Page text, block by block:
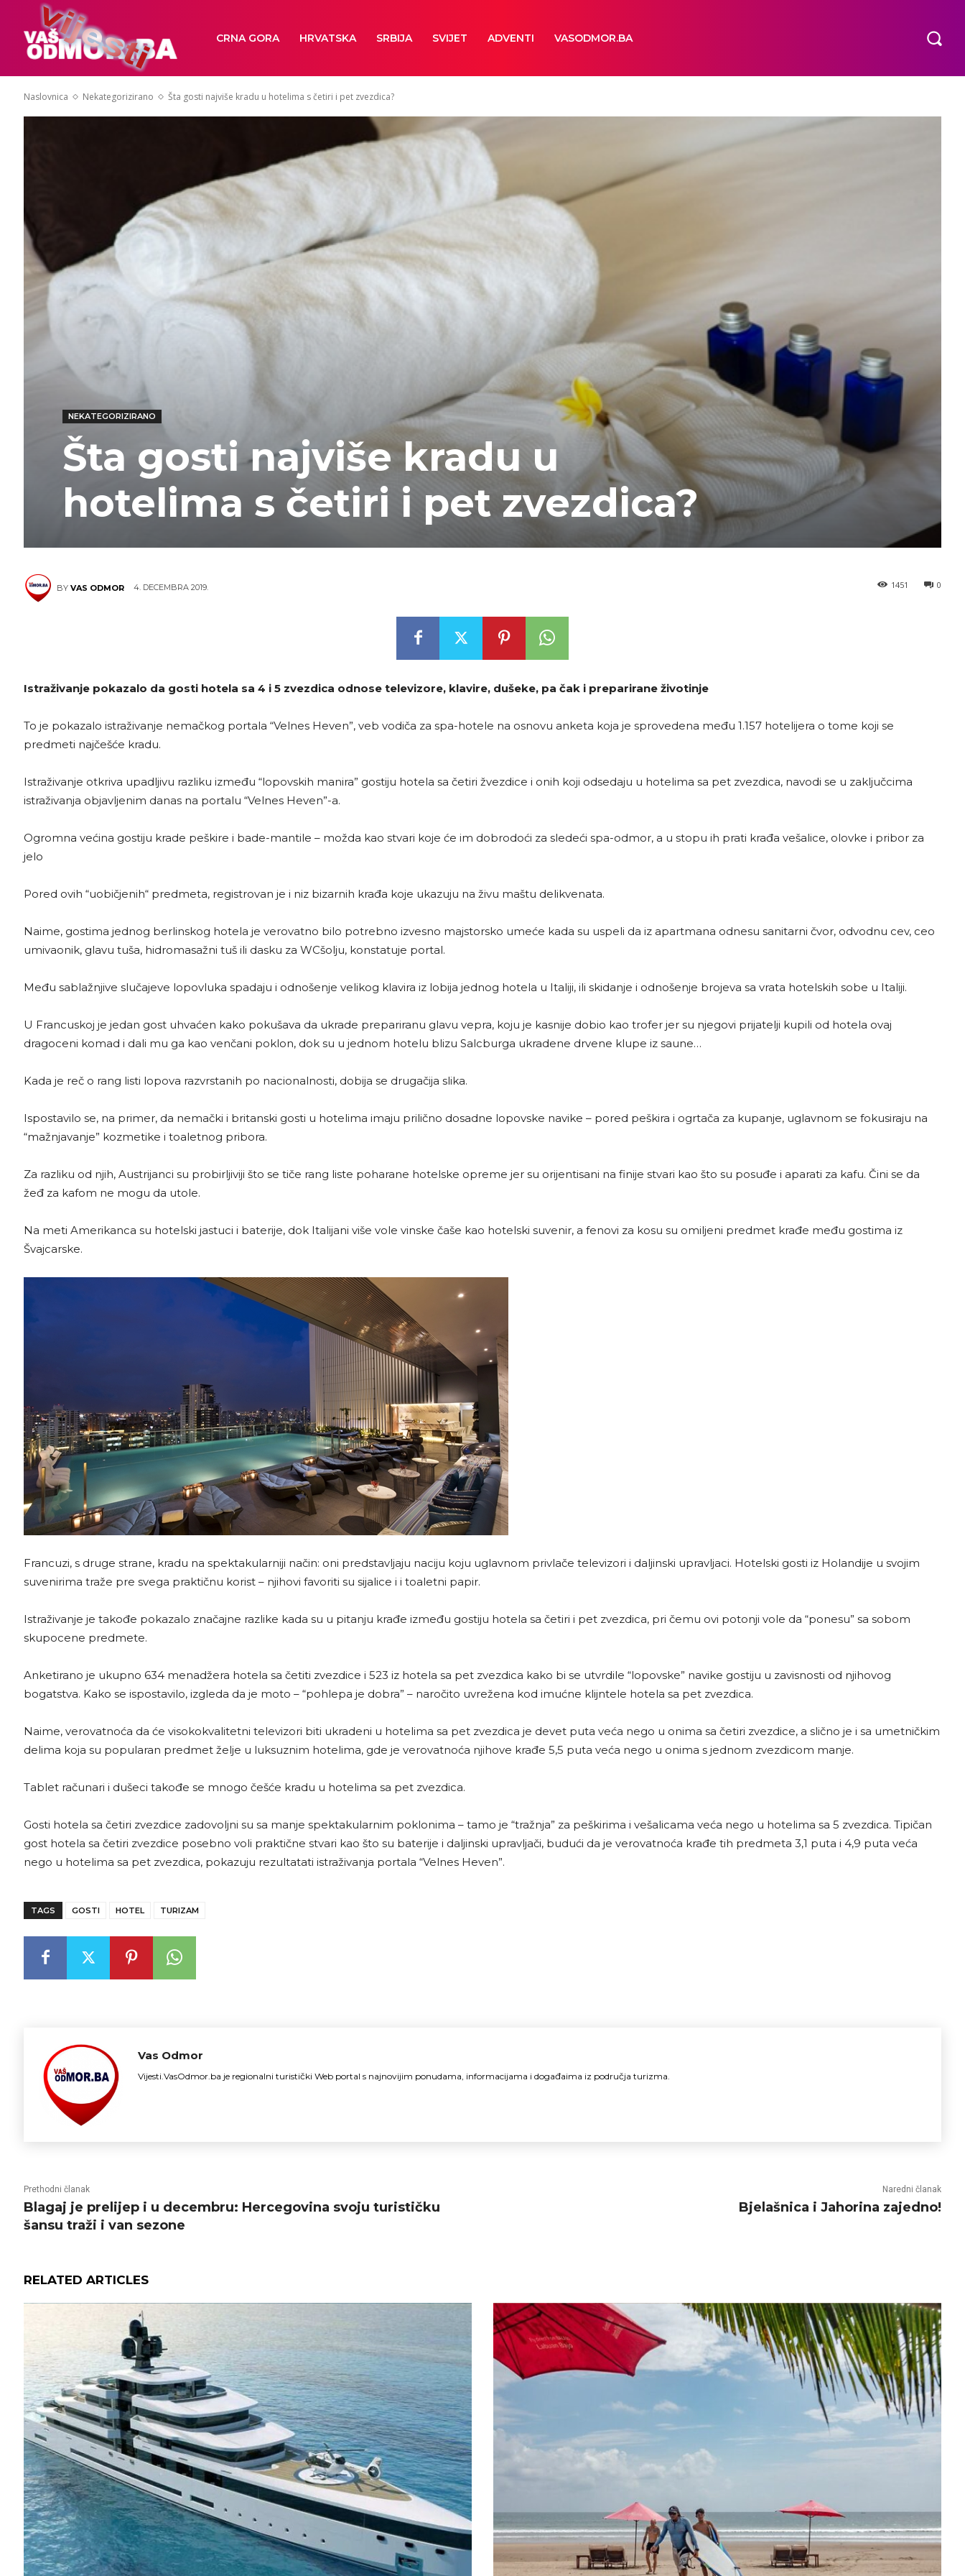
CRNA GORA HRVATSKA SRBIJA SVIJET ADVENTI VASODMOR.BA
Naslovnica Nekategorizirano Šta gosti najviše kradu u hotelima s četiri i pet zvezdica?
NEKATEGORIZIRANO
Šta gosti najviše kradu u
hotelima s četiri i pet zvezdica?
BY VAS ODMOR 4. DECEMBRA 2019. 0
1451
Istraživanje pokazalo da gosti hotela sa 4 i 5 zvezdica odnose televizore, klavire, dušeke, pa čak i preparirane životinje
To je pokazalo istraživanje nemačkog portala “Velnes Heven”, veb vodiča za spa-hotele na osnovu anketa koja je sprovedena među 1.157 hotelijera o tome koji se
predmeti najčešće kradu.
Istraživanje otkriva upadljivu razliku između “lopovskih manira” gostiju hotela sa četiri žvezdice i onih koji odsedaju u hotelima sa pet zvezdica, navodi se u zaključcima
istraživanja objavljenim danas na portalu “Velnes Heven”-a.
Ogromna većina gostiju krade peškire i bade-mantile – možda kao stvari koje će im dobrodoći za sledeći spa-odmor, a u stopu ih prati krađa vešalice, olovke i pribor za
jelo
Pored ovih “uobičjenih“ predmeta, registrovan je i niz bizarnih krađa koje ukazuju na živu maštu delikvenata.
Naime, gostima jednog berlinskog hotela je verovatno bilo potrebno izvesno majstorsko umeće kada su uspeli da iz apartmana odnesu sanitarni čvor, odvodnu cev, ceo
umivaonik, glavu tuša, hidromasažni tuš ili dasku za WCšolju, konstatuje portal.
Među sablažnjive slučajeve lopovluka spadaju i odnošenje velikog klavira iz lobija jednog hotela u Italiji, ili skidanje i odnošenje brojeva sa vrata hotelskih sobe u Italiji.
U Francuskoj je jedan gost uhvaćen kako pokušava da ukrade prepariranu glavu vepra, koju je kasnije dobio kao trofer jer su njegovi prijatelji kupili od hotela ovaj
dragoceni komad i dali mu ga kao venčani poklon, dok su u jednom hotelu blizu Salcburga ukradene drvene klupe iz saune…
Kada je reč o rang listi lopova razvrstanih po nacionalnosti, dobija se drugačija slika.
Ispostavilo se, na primer, da nemački i britanski gosti u hotelima imaju prilično dosadne lopovske navike – pored peškira i ogrtača za kupanje, uglavnom se fokusiraju na
“mažnjavanje” kozmetike i toaletnog pribora.
Za razliku od njih, Austrijanci su probirljiviji što se tiče rang liste poharane hotelske opreme jer su orijentisani na finije stvari kao što su posuđe i aparati za kafu. Čini se da
žeđ za kafom ne mogu da utole.
Na meti Amerikanca su hotelski jastuci i baterije, dok Italijani više vole vinske čaše kao hotelski suvenir, a fenovi za kosu su omiljeni predmet krađe među gostima iz
Švajcarske.
Francuzi, s druge strane, kradu na spektakularniji način: oni predstavljaju naciju koju uglavnom privlače televizori i daljinski upravljaci. Hotelski gosti iz Holandije u svojim
suvenirima traže pre svega praktičnu korist – njihovi favoriti su sijalice i i toaletni papir.
Istraživanje je takođe pokazalo značajne razlike kada su u pitanju krađe između gostiju hotela sa četiri i pet zvezdica, pri čemu ovi potonji vole da “ponesu” sa sobom
skupocene predmete.
Anketirano je ukupno 634 menadžera hotela sa četiti zvezdice i 523 iz hotela sa pet zvezdica kako bi se utvrdile “lopovske” navike gostiju u zavisnosti od njihovog
bogatstva. Kako se ispostavilo, izgleda da je moto – “pohlepa je dobra” – naročito uvrežena kod imućne klijntele hotela sa pet zvezdica.
Naime, verovatnoća da će visokokvalitetni televizori biti ukradeni u hotelima sa pet zvezdica je devet puta veća nego u onima sa četiri zvezdice, a slično je i sa umetničkim
delima koja su popularan predmet želje u luksuznim hotelima, gde je verovatnoća njihove krađe 5,5 puta veća nego u onima s jednom zvezdicom manje.
Tablet računari i dušeci takođe se mnogo češće kradu u hotelima sa pet zvezdica.
Gosti hotela sa četiri zvezdice zadovoljni su sa manje spektakularnim poklonima – tamo je “tražnja” za peškirima i vešalicama veća nego u hotelima sa 5 zvezdica. Tipičan
gost hotela sa četiri zvezdice posebno voli praktične stvari kao što su baterije i daljinski upravljači, budući da je verovatnoća krađe tih predmeta 3,1 puta i 4,9 puta veća
nego u hotelima sa pet zvezdica, pokazuju rezultatati istraživanja portala “Velnes Heven”.
TAGS GOSTI HOTEL TURIZAM
Vas Odmor
Vijesti.VasOdmor.ba je regionalni turistički Web portal s najnovijim ponudama, informacijama i događaima iz područja turizma.
Prethodni članak
Blagaj je prelijep i u decembru: Hercegovina svoju turističku
šansu traži i van sezone
Naredni članak
Bjelašnica i Jahorina zajedno!
RELATED ARTICLES